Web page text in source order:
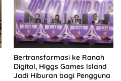
Bertransformasi ke Ranah
Digital, Higgs Games Island
Jadi Hiburan bagi Pengguna